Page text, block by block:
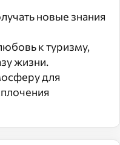
новые знания
к туризму,
жизни.
для